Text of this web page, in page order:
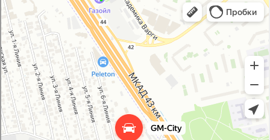
GM-City&VAG-Repair
Автосервис, автотехцентр в Москве
Магазин автозапчастей и автотоваров в Москве